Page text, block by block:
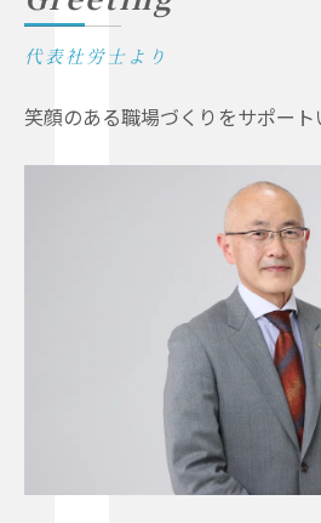
代表社労士より
笑顔のある職場づくりをサポート